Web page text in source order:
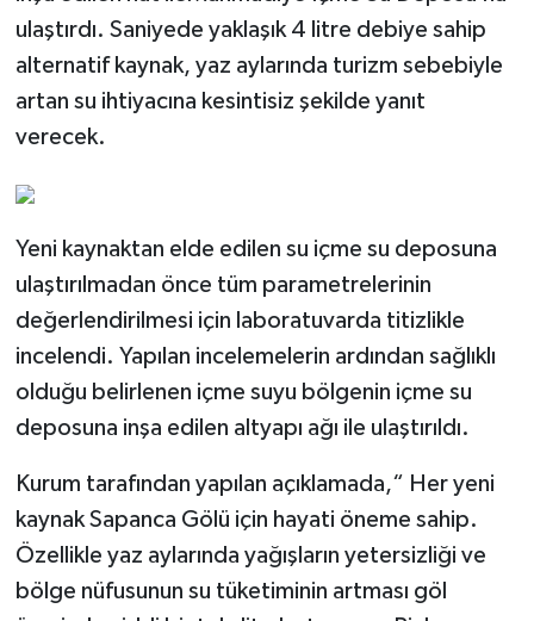
ulaştırdı. Saniyede yaklaşık 4 litre debiye sahip
alternatif kaynak, yaz aylarında turizm sebebiyle
artan su ihtiyacına kesintisiz şekilde yanıt
verecek.
Yeni kaynaktan elde edilen su içme su deposuna
ulaştırılmadan önce tüm parametrelerinin
değerlendirilmesi için laboratuvarda titizlikle
incelendi. Yapılan incelemelerin ardından sağlıklı
olduğu belirlenen içme suyu bölgenin içme su
deposuna inşa edilen altyapı ağı ile ulaştırıldı.
Kurum tarafından yapılan açıklamada,“ Her yeni
kaynak Sapanca Gölü için hayati öneme sahip.
Özellikle yaz aylarında yağışların yetersizliği ve
bölge nüfusunun su tüketiminin artması göl